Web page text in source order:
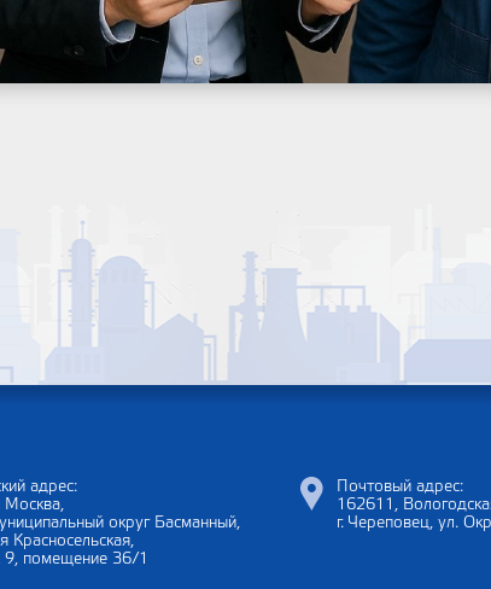
адрес:
Москва,
округ Басманный,
Красносельская,
9, помещение 36/1
Почтовый адрес:
162611,
г. Череповец, ул.